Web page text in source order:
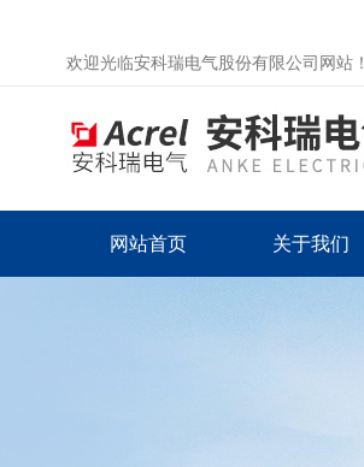
欢迎光临安科瑞电气股份有限公司网站！
网站首页 关于我们